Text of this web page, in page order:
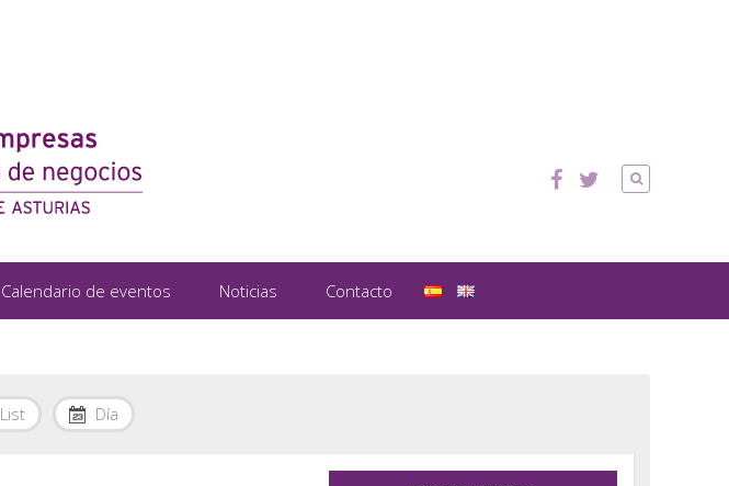
Calendario de eventos Noticias Contacto
List Día